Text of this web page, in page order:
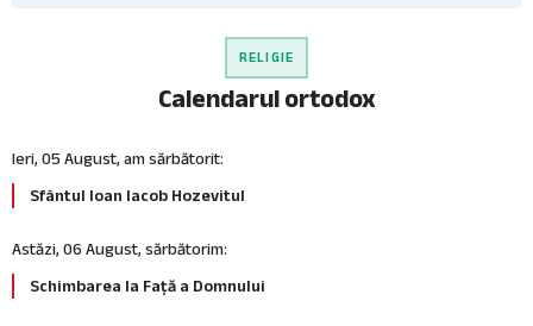
RELIGIE
Calendarul ortodox
Ieri, 05 August, am sărbătorit:
Sfântul Ioan Iacob Hozevitul
Astăzi, 06 August, sărbătorim:
Schimbarea la Față a Domnului